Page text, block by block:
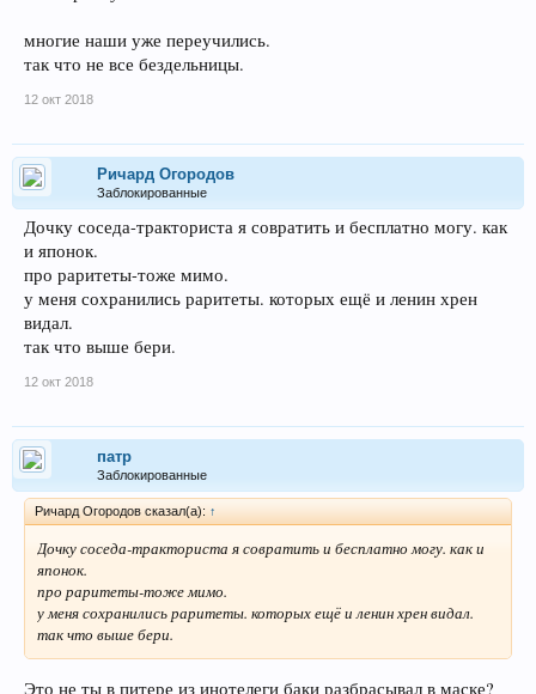
многие наши уже переучились.
так что не все бездельницы.
12 окт 2018
Ричард Огородов
Заблокированные
Дочку соседа-тракториста я совратить и бесплатно могу. как
и японок.
про раритеты-тоже мимо.
у меня сохранились раритеты. которых ещё и ленин хрен
видал.
так что выше бери.
12 окт 2018
патр
Заблокированные
Ричард Огородов сказал(а): ↑
Дочку соседа-тракториста я совратить и бесплатно могу. как и
японок.
про раритеты-тоже мимо.
у меня сохранились раритеты. которых ещё и ленин хрен видал.
так что выше бери.
Это не ты в питере из инотелеги баки разбрасывал в маске?